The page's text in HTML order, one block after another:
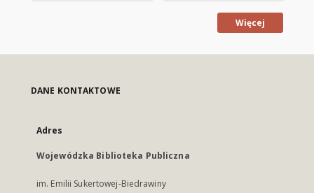
Więcej
DANE KONTAKTOWE
Adres
Wojewódzka Biblioteka Publiczna
im. Emilii Sukertowej-Biedrawiny